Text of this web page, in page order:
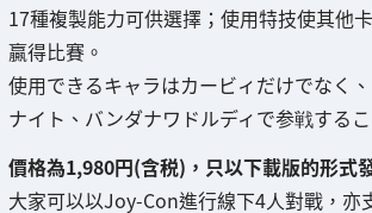
17種複製能力可供選擇；使用特技使其他
贏得比賽。
使用できるキャラはカービィだけでなく
ナイト、バンダナワドルディで参戦する
價格為1,980円(含税)，只以下載版的形式
大家可以以Joy-Con進行線下4人對戰，亦